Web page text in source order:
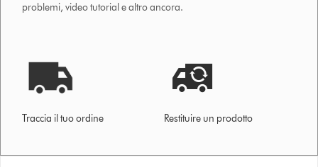
problemi, video tutorial e altro ancora.
Traccia il tuo ordine Restituire un prodotto